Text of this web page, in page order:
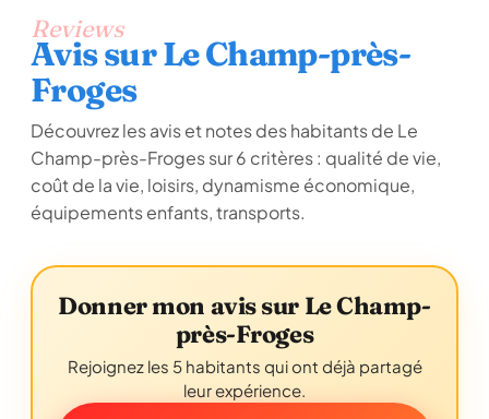
Reviews
Avis sur Le Champ-près-
Froges
Découvrez les avis et notes des habitants de Le
Champ-près-Froges sur 6 critères : qualité de vie,
coût de la vie, loisirs, dynamisme économique,
équipements enfants, transports.
Donner mon avis sur Le Champ-
près-Froges
Rejoignez les 5 habitants qui ont déjà partagé
leur expérience.